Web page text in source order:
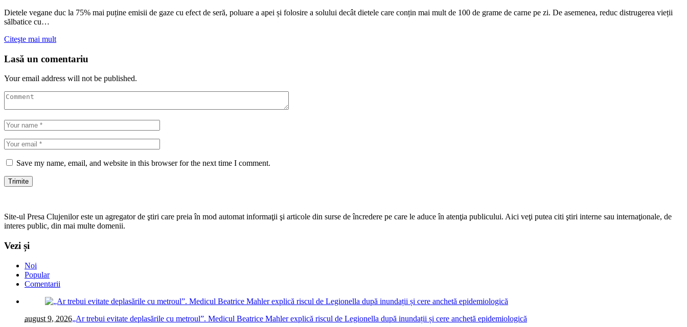
Dietele vegane duc la 75% mai puține emisii de gaze cu efect de seră, poluare a apei și folosire a solului decât dietele care conțin mai mult de 100 de grame de carne pe zi. De asemenea, reduc distrugerea vieții
sălbatice cu…
Citeşte mai mult
Lasă un comentariu
Your email address will not be published.
Save my name, email, and website in this browser for the next time I comment.
Site-ul Presa Clujenilor este un agregator de ştiri care preia în mod automat informaţii şi articole din surse de încredere pe care le aduce în atenţia publicului. Aici veţi putea citi ştiri interne sau internaţionale, de
interes public, din mai multe domenii.
Vezi și
Noi
Popular
Comentarii
august 9, 2026„Ar trebui evitate deplasările cu metroul”. Medicul Beatrice Mahler explică riscul de Legionella după inundații și cere anchetă epidemiologică